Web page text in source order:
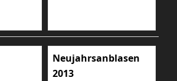
Neujahrsanblasen
2013